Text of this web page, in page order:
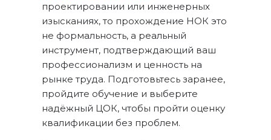
проектировании или инженерных
изысканиях, то прохождение НОК это
не формальность, а реальный
инструмент, подтверждающий ваш
профессионализм и ценность на
рынке труда. Подготовьтесь заранее,
пройдите обучение и выберите
надёжный ЦОК, чтобы пройти оценку
квалификации без проблем.